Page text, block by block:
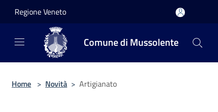
Regione Veneto
Comune di Mussolente
Home > Novità > Artigianato